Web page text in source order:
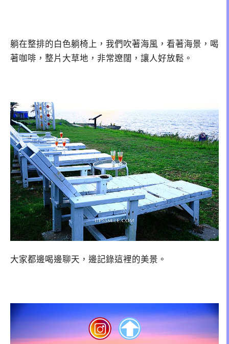
躺在整排的白色躺椅上，我們吹著海風，看著海景，喝
著咖啡，整片大草地，非常遼闊，讓人好放鬆。
大家都邊喝邊聊天，邊記錄這裡的美景。